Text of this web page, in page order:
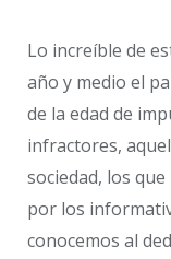
Lo increíble de
año y medio el
de la edad de
infractores,
sociedad, los
por los
conocemos al